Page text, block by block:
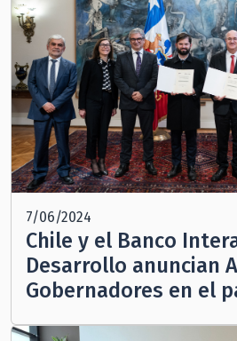
7/06/2024
Chile y el Banco
Desarrollo anuncian
Gobernadores en el